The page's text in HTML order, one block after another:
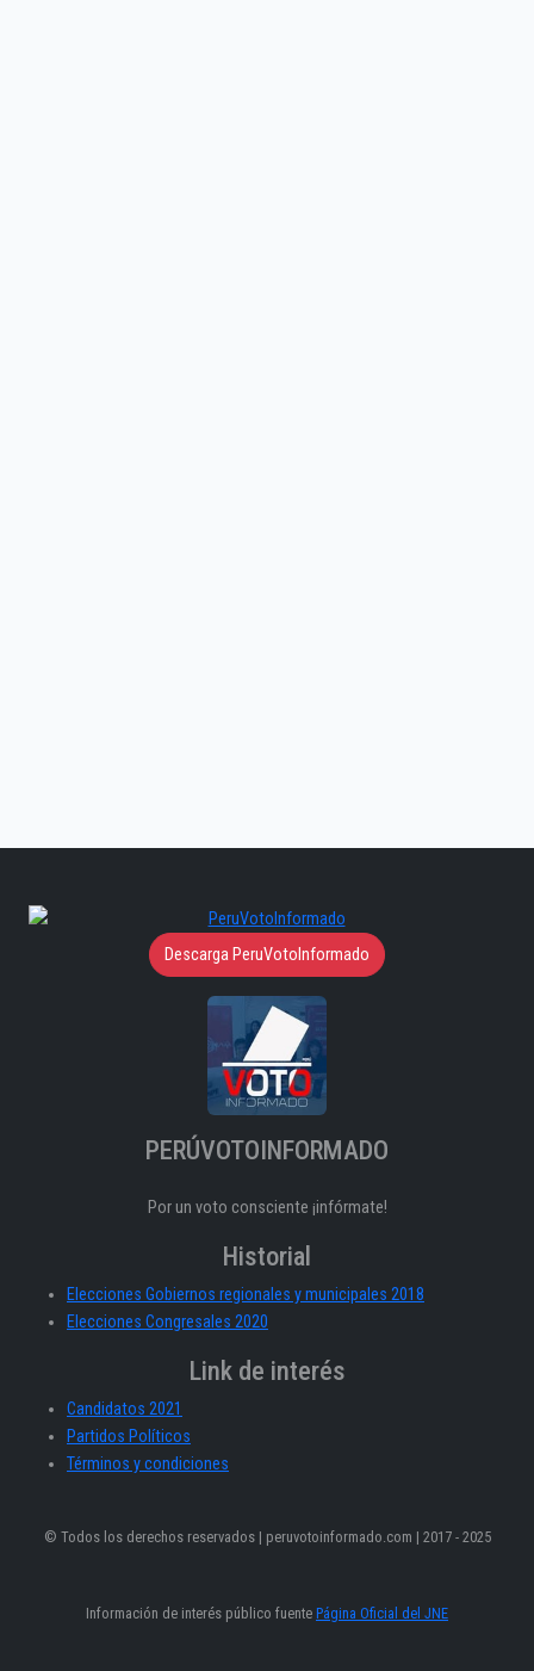
Descarga PeruVotoInformado
PERÚVOTOINFORMADO
Por un voto consciente ¡infórmate!
Historial
Elecciones Gobiernos regionales y municipales 2018
Elecciones Congresales 2020
Link de interés
Candidatos 2021
Partidos Políticos
Términos y condiciones
© Todos los derechos reservados | peruvotoinformado.com | 2017 - 2025
Información de interés público fuente Página Oficial del JNE